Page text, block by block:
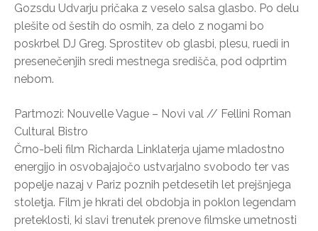
Gozsdu Udvarju pričaka z veselo salsa glasbo. Po delu
plešite od šestih do osmih, za delo z nogami bo
poskrbel DJ Greg. Sprostitev ob glasbi, plesu, ruedi in
presenečenjih sredi mestnega središča, pod odprtim
nebom.
Partmozi: Nouvelle Vague – Novi val // Fellini Roman
Cultural Bistro
Črno-beli film Richarda Linklaterja ujame mladostno
energijo in osvobajajočo ustvarjalno svobodo ter vas
popelje nazaj v Pariz poznih petdesetih let prejšnjega
stoletja. Film je hkrati del obdobja in poklon legendam
preteklosti, ki slavi trenutek prenove filmske umetnosti